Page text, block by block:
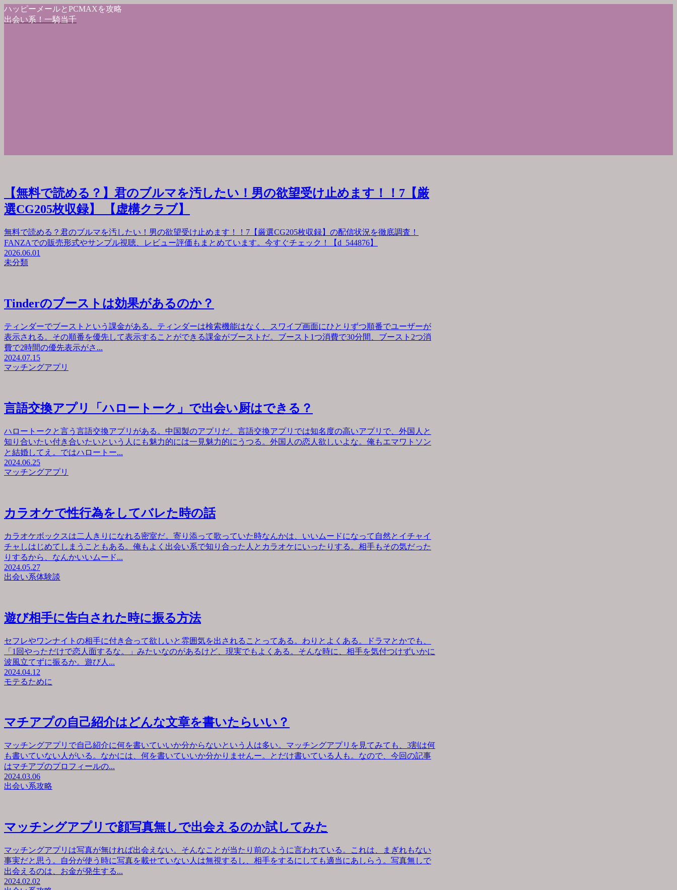
ハッピーメールとPCMAXを攻略
出会い系！一騎当千
【無料で読める？】君のブルマを汚したい！男の欲望受け止めます！！7【厳
選CG205枚収録】 【虚構クラブ】
無料で読める？君のブルマを汚したい！男の欲望受け止めます！！7【厳選CG205枚収録】の配信状況を徹底調査！
FANZAでの販売形式やサンプル視聴、レビュー評価もまとめています。今すぐチェック！【d_544876】
2026.06.01
未分類
Tinderのブーストは効果があるのか？
ティンダーでブーストという課金がある。ティンダーは検索機能はなく、スワイプ画面にひとりずつ順番でユーザーが
表示される。その順番を優先して表示することができる課金がブーストだ。ブースト1つ消費で30分間、ブースト2つ消
費で2時間の優先表示がさ...
2024.07.15
マッチングアプリ
言語交換アプリ「ハロートーク」で出会い厨はできる？
ハロートークと言う言語交換アプリがある。中国製のアプリだ。言語交換アプリでは知名度の高いアプリで、外国人と
知り合いたい付き合いたいという人にも魅力的には一見魅力的にうつる。外国人の恋人欲しいよな。俺もエマワトソン
と結婚してえ。ではハロートー...
2024.06.25
マッチングアプリ
カラオケで性行為をしてバレた時の話
カラオケボックスは二人きりになれる密室だ。寄り添って歌っていた時なんかは、いいムードになって自然とイチャイ
チャしはじめてしまうこともある。俺もよく出会い系で知り合った人とカラオケにいったりする。相手もその気だった
りするから、なんかいいムード...
2024.05.27
出会い系体験談
遊び相手に告白された時に振る方法
セフレやワンナイトの相手に付き合って欲しいと雰囲気を出されることってある。わりとよくある。ドラマとかでも、
「1回やっただけで恋人面するな。」みたいなのがあるけど、現実でもよくある。そんな時に、相手を気付つけずいかに
波風立てずに振るか。遊び人...
2024.04.12
モテるために
マチアプの自己紹介はどんな文章を書いたらいい？
マッチングアプリで自己紹介に何を書いていいか分からないという人は多い。マッチングアプリを見てみても、3割は何
も書いていない人がいる。なかには、何を書いていいか分かりませんー。とだけ書いている人も。なので、今回の記事
はマチアプのプロフィールの...
2024.03.06
出会い系攻略
マッチングアプリで顔写真無しで出会えるのか試してみた
マッチングアプリは写真が無ければ出会えない。そんなことが当たり前のように言われている。これは、まぎれもない
事実だと思う。自分が使う時に写真を載せていない人は無視するし、相手をするにしても適当にあしらう。写真無しで
出会えるのは、お金が発生する...
2024.02.02